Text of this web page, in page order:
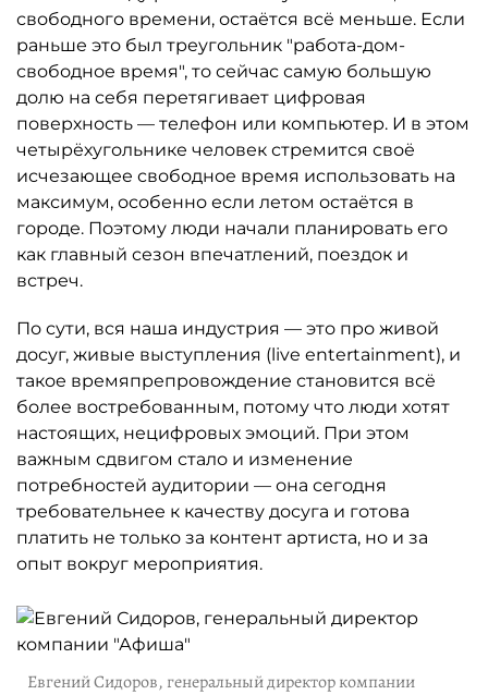
свободного времени, остаётся всё меньше. Если
раньше это был треугольник "работа-дом-
свободное время", то сейчас самую большую
долю на себя перетягивает цифровая
поверхность — телефон или компьютер. И в этом
четырёхугольнике человек стремится своё
исчезающее свободное время использовать на
максимум, особенно если летом остаётся в
городе. Поэтому люди начали планировать его
как главный сезон впечатлений, поездок и
встреч.
По сути, вся наша индустрия — это про живой
досуг, живые выступления (live entertainment), и
такое времяпрепровождение становится всё
более востребованным, потому что люди хотят
настоящих, нецифровых эмоций. При этом
важным сдвигом стало и изменение
потребностей аудитории — она сегодня
требовательнее к качеству досуга и готова
платить не только за контент артиста, но и за
опыт вокруг мероприятия.
Евгений Сидоров, генеральный директор компании